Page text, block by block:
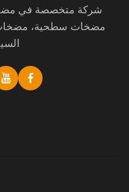
شركة متخصصة في
مضخات سطحية،